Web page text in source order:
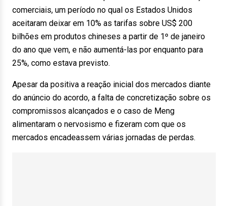
comerciais, um período no qual os Estados Unidos
aceitaram deixar em 10% as tarifas sobre US$ 200
bilhões em produtos chineses a partir de 1º de janeiro
do ano que vem, e não aumentá-las por enquanto para
25%, como estava previsto.
Apesar da positiva a reação inicial dos mercados diante
do anúncio do acordo, a falta de concretização sobre os
compromissos alcançados e o caso de Meng
alimentaram o nervosismo e fizeram com que os
mercados encadeassem várias jornadas de perdas.